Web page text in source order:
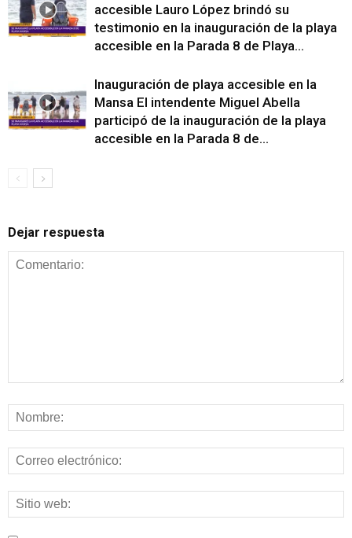
accesible Lauro López brindó su
testimonio en la inauguración de la playa
accesible en la Parada 8 de Playa...
Inauguración de playa accesible en la
Mansa El intendente Miguel Abella
participó de la inauguración de la playa
accesible en la Parada 8 de...
Dejar respuesta